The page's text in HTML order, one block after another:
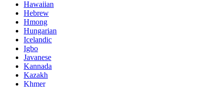
Hawaiian
Hebrew
Hmong
Hungarian
Icelandic
Igbo
Javanese
Kannada
Kazakh
Khmer